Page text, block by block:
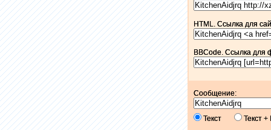
HTML. Ссылка для
BBCode. Ссылка для
Сообщение:
Текст Текст